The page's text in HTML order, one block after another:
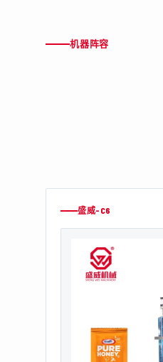
机器阵容
盛威-C6